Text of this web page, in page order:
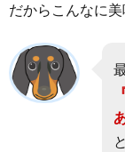
プリ
アッ
トの
店舗
だからこんなに美